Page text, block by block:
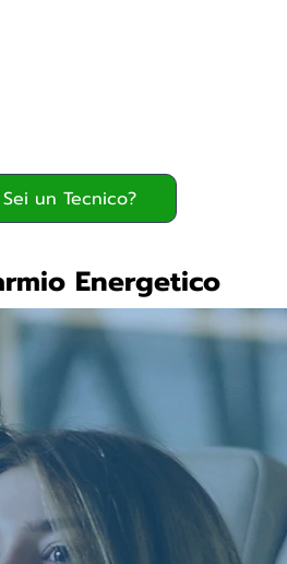
Sei un Tecnico?
Energetico